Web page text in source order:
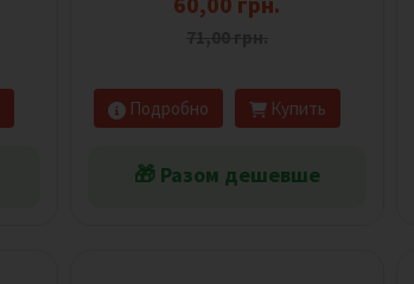
Подробно Купить
🎁 Разом дешевше